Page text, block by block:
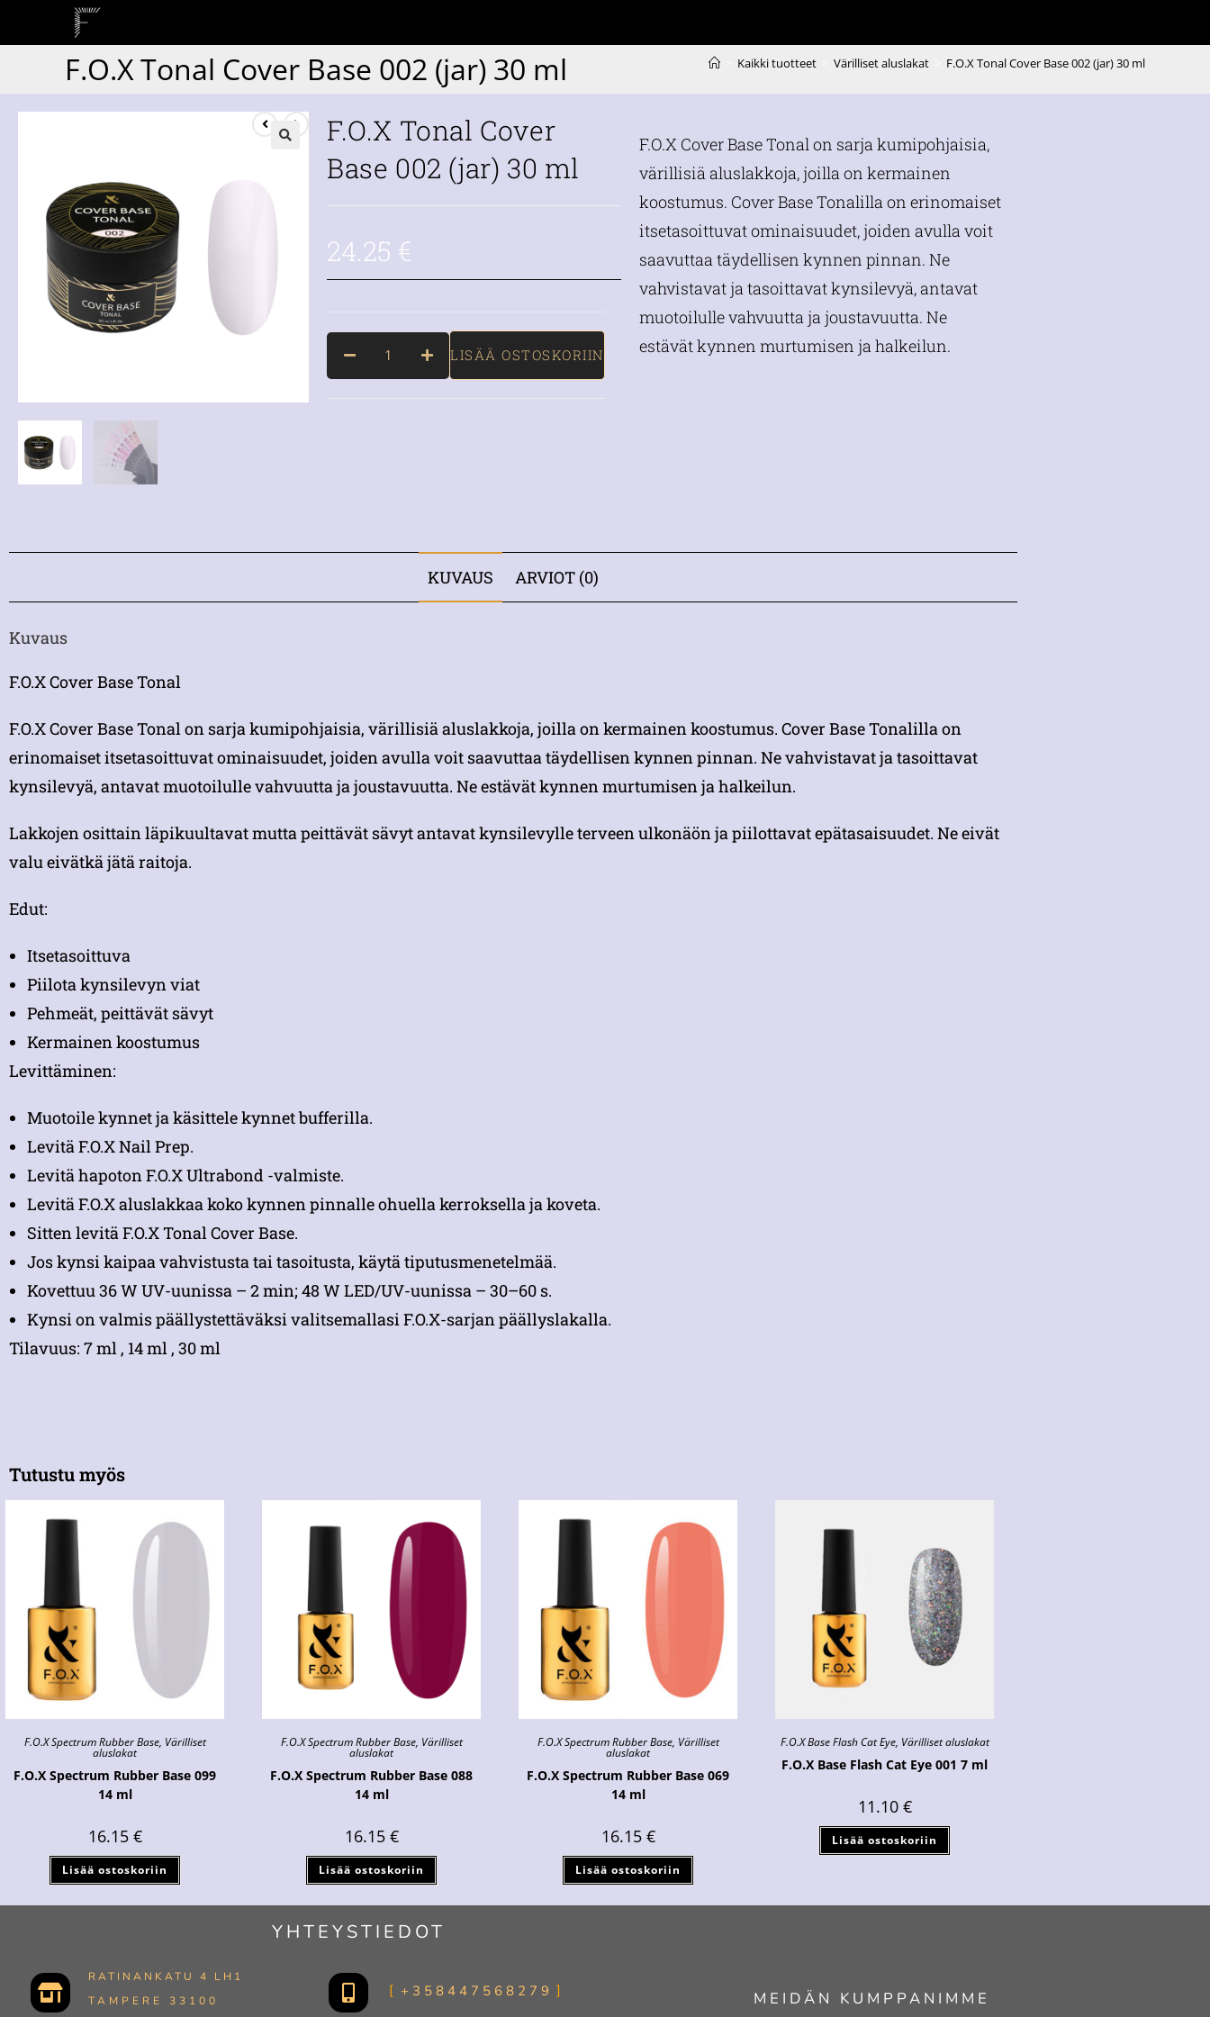
F.O.X Tonal Cover Base 002 (jar) 30 ml Kaikki tuotteet Värilliset aluslakat F.O.X Tonal Cover Base 002 (jar) 30 ml
F.O.X Tonal Cover
Base 002 (jar) 30 ml
24.25 €
LISÄÄ OSTOSKORIIN
F.O.X Cover Base Tonal on sarja kumipohjaisia,
värillisiä aluslakkoja, joilla on kermainen
koostumus. Cover Base Tonalilla on erinomaiset
itsetasoittuvat ominaisuudet, joiden avulla voit
saavuttaa täydellisen kynnen pinnan. Ne
vahvistavat ja tasoittavat kynsilevyä, antavat
muotoilulle vahvuutta ja joustavuutta. Ne
estävät kynnen murtumisen ja halkeilun.
KUVAUS ARVIOT (0)
Kuvaus
F.O.X Cover Base Tonal
F.O.X Cover Base Tonal on sarja kumipohjaisia, värillisiä aluslakkoja, joilla on kermainen koostumus. Cover Base Tonalilla on
erinomaiset itsetasoittuvat ominaisuudet, joiden avulla voit saavuttaa täydellisen kynnen pinnan. Ne vahvistavat ja tasoittavat
kynsilevyä, antavat muotoilulle vahvuutta ja joustavuutta. Ne estävät kynnen murtumisen ja halkeilun.
Lakkojen osittain läpikuultavat mutta peittävät sävyt antavat kynsilevylle terveen ulkonäön ja piilottavat epätasaisuudet. Ne eivät
valu eivätkä jätä raitoja.
Edut:
Itsetasoittuva
Piilota kynsilevyn viat
Pehmeät, peittävät sävyt
Kermainen koostumus
Levittäminen:
Muotoile kynnet ja käsittele kynnet bufferilla.
Levitä F.O.X Nail Prep.
Levitä hapoton F.O.X Ultrabond -valmiste.
Levitä F.O.X aluslakkaa koko kynnen pinnalle ohuella kerroksella ja koveta.
Sitten levitä F.O.X Tonal Cover Base.
Jos kynsi kaipaa vahvistusta tai tasoitusta, käytä tiputusmenetelmää.
Kovettuu 36 W UV-uunissa – 2 min; 48 W LED/UV-uunissa – 30–60 s.
Kynsi on valmis päällystettäväksi valitsemallasi F.O.X-sarjan päällyslakalla.
Tilavuus: 7 ml , 14 ml , 30 ml
Tutustu myös
F.O.X Spectrum Rubber Base, Värilliset
aluslakat
F.O.X Spectrum Rubber Base 099
14 ml
16.15 €
Lisää ostoskoriin
F.O.X Spectrum Rubber Base, Värilliset
aluslakat
F.O.X Spectrum Rubber Base 088
14 ml
16.15 €
Lisää ostoskoriin
F.O.X Spectrum Rubber Base, Värilliset
aluslakat
F.O.X Spectrum Rubber Base 069
14 ml
16.15 €
Lisää ostoskoriin
F.O.X Base Flash Cat Eye, Värilliset aluslakat
F.O.X Base Flash Cat Eye 001 7 ml
11.10 €
Lisää ostoskoriin
YHTEYSTIEDOT
RATINANKATU 4 LH1
TAMPERE 33100
+358447568279 MEIDÄN KUMPPANIMME